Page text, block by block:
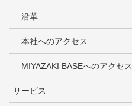
沿革
本社へのアクセス
MIYAZAKI BASEへのアクセス
サービス